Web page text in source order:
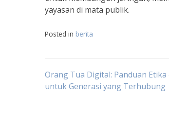
yayasan di mata publik.
Posted in berita
Navigasi
Orang Tua Digital: Panduan
untuk Generasi yang Terhubung